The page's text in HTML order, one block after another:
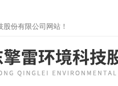
份有限公司网站！